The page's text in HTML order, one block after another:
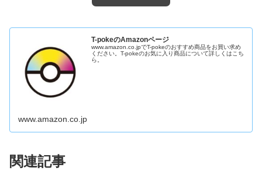
T-pokeのAmazonページ
www.amazon.co.jpでT-pokeのおすすめ商品をお買い求め
ください。T-pokeのお気に入り商品について詳しくはこち
ら。
www.amazon.co.jp
関連記事